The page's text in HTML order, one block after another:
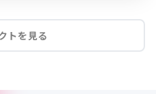
トを見る